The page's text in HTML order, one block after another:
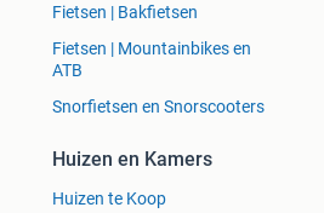
Fietsen | Bakfietsen
Fietsen | Mountainbikes en
ATB
Snorfietsen en Snorscooters
Huizen en Kamers
Huizen te Koop